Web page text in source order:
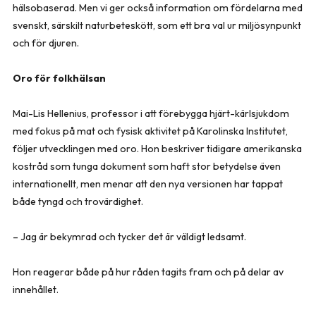
hälsobaserad. Men vi ger också information om fördelarna med
svenskt, särskilt naturbeteskött, som ett bra val ur miljösynpunkt
och för djuren.
Oro för folkhälsan
Mai-Lis Hellenius, professor i att förebygga hjärt-kärlsjukdom
med fokus på mat och fysisk aktivitet på Karolinska Institutet,
följer utvecklingen med oro. Hon beskriver tidigare amerikanska
kostråd som tunga dokument som haft stor betydelse även
internationellt, men menar att den nya versionen har tappat
både tyngd och trovärdighet.
– Jag är bekymrad och tycker det är väldigt ledsamt.
Hon reagerar både på hur råden tagits fram och på delar av
innehållet.